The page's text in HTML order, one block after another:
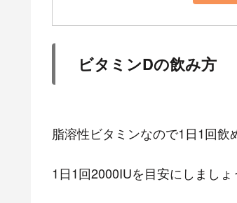
ビタミンDの飲み方
脂溶性ビタミンなので1日1回飲
1日1回2000IUを目安にしましょ